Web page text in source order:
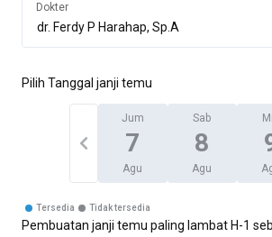
Dokter
Pilih Tanggal janji temu
Jum
7
Agu
Sab
8
Agu
Tersedia Tidak tersedia
Pembuatan janji temu paling lambat H-1